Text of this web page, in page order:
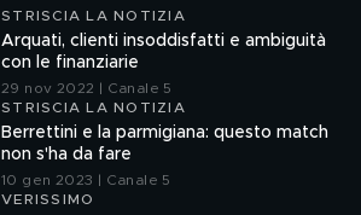
STRISCIA LA NOTIZIA
Arquati, clienti insoddisfatti e ambiguità
con le finanziarie
29 nov 2022 | Canale 5
STRISCIA LA NOTIZIA
Berrettini e la parmigiana: questo match
non s'ha da fare
10 gen 2023 | Canale 5
VERISSIMO